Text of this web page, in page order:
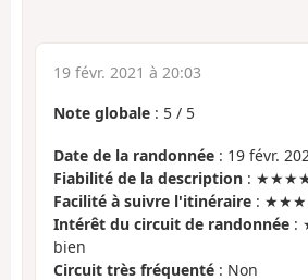
19 févr. 2021 à 20:03
Note globale : 5 / 5
Date de la randonnée : 19 févr.
Fiabilité de la description :
Facilité à suivre l'itinéraire :
Intérêt du circuit de randonnée :
bien
Circuit très fréquenté : Non